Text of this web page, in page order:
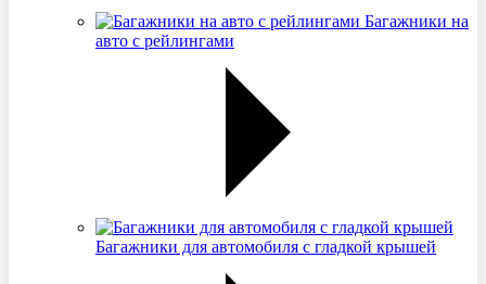
Багажники на
авто с рейлингами
Багажники для автомобиля с гладкой крышей